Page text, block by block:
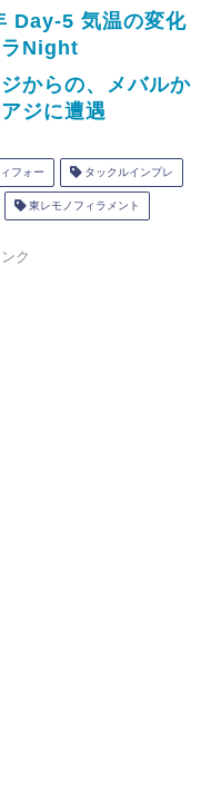
Day-5 気温の変化
ラNight
からの、メバルか
ジに遭遇
フォー タックルインプレ
東レモノフィラメント
ク